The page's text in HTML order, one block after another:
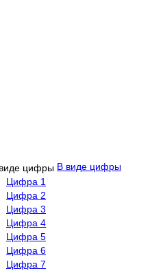
В виде цифры
Цифра 1
Цифра 2
Цифра 3
Цифра 4
Цифра 5
Цифра 6
Цифра 7